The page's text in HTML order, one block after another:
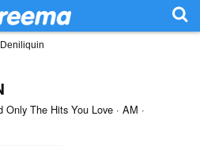
Deniliquin
Only The Hits You Love · AM ·